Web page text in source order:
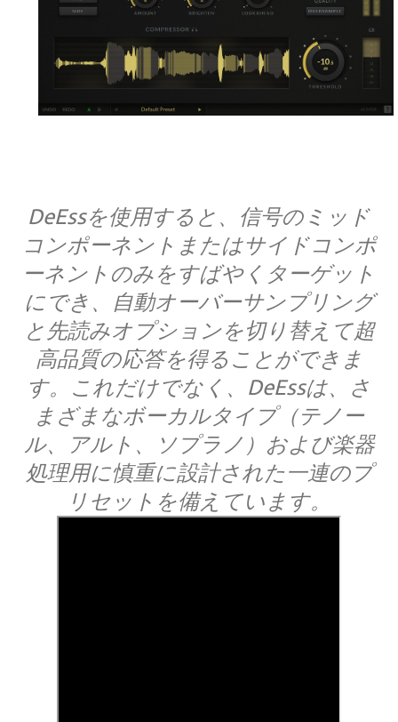
DeEssを使用すると、信号のミッド
コンポーネントまたはサイドコンポ
ーネントのみをすばやくターゲット
にでき、自動オーバーサンプリング
と先読みオプションを切り替えて超
高品質の応答を得ることができま
す。これだけでなく、DeEssは、さ
まざまなボーカルタイプ（テノー
ル、アルト、ソプラノ）および楽器
処理用に慎重に設計された一連のプ
リセットを備えています。